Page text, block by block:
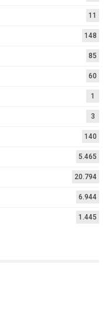
11
148
85
60
1
3
140
5.465
20.794
6.944
1.445